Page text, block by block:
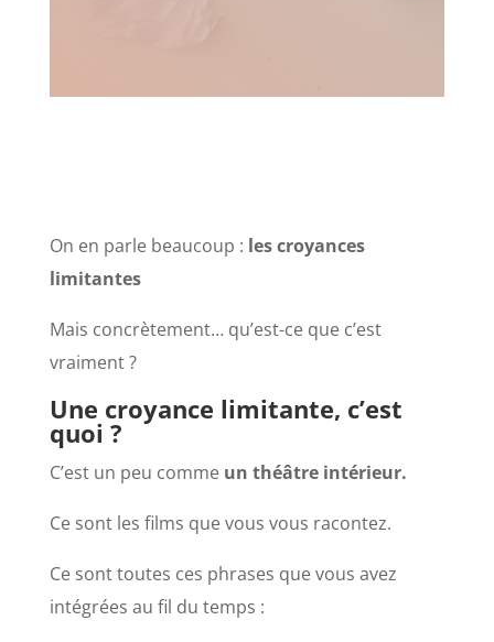
On en parle beaucoup : les croyances
limitantes
Mais concrètement… qu’est-ce que c’est
vraiment ?
Une croyance limitante, c’est
quoi ?
C’est un peu comme un théâtre intérieur.
Ce sont les films que vous vous racontez.
Ce sont toutes ces phrases que vous avez
intégrées au fil du temps :